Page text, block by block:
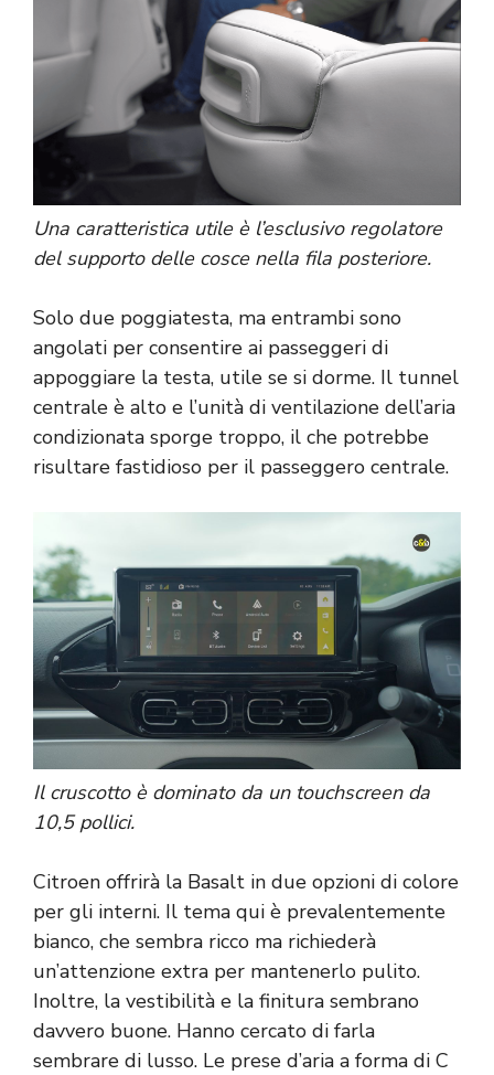
Una caratteristica utile è l’esclusivo regolatore
del supporto delle cosce nella fila posteriore.
Solo due poggiatesta, ma entrambi sono
angolati per consentire ai passeggeri di
appoggiare la testa, utile se si dorme. Il tunnel
centrale è alto e l’unità di ventilazione dell’aria
condizionata sporge troppo, il che potrebbe
risultare fastidioso per il passeggero centrale.
Il cruscotto è dominato da un touchscreen da
10,5 pollici.
Citroen offrirà la Basalt in due opzioni di colore
per gli interni. Il tema qui è prevalentemente
bianco, che sembra ricco ma richiederà
un’attenzione extra per mantenerlo pulito.
Inoltre, la vestibilità e la finitura sembrano
davvero buone. Hanno cercato di farla
sembrare di lusso. Le prese d’aria a forma di C